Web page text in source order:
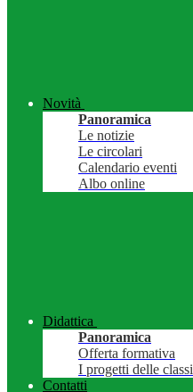
Novità
Panoramica
Le notizie
Le circolari
Calendario eventi
Albo online
Didattica
Panoramica
Offerta formativa
I progetti delle classi
Contatti